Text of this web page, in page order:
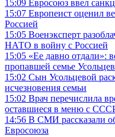
15:09 Евросоюз ввел
15:07 Европеист оценил
Россией
15:05 Военэксперт
НАТО в войну с Россией
15:05 «Ее давно отдали»:
пропавшей семье
15:02 Сын Усольцевой
исчезновения семьи
15:02 Врач перечислила
оставшиеся в меню с
14:56 В СМИ рассказали
Евросоюза